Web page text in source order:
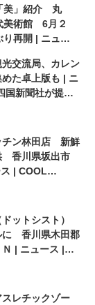
美」紹介 丸
美術館 6月２
り再開 | ニュー
る香川の観光情
交流局、カレン
た卓上版も | ニ
国新聞社が提供
チン林田店 新鮮
香川県坂出市
| COOL
ドットシスト）
に 香川県木田郡
| ニュース |
レチックゾー